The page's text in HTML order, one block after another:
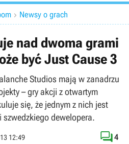
 Newsy o grach
nad dwoma grami
być Just Cause 3
Studios mają w zanadrzu
– gry akcji z otwartym
się, że jednym z nich jest
dewelopera.
12:49 4